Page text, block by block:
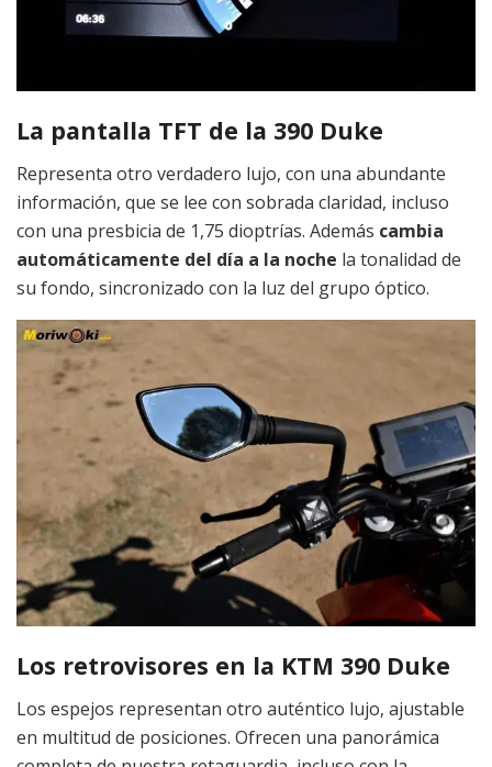
La pantalla TFT de la 390 Duke
Representa otro verdadero lujo, con una abundante
información, que se lee con sobrada claridad, incluso
con una presbicia de 1,75 dioptrías. Además cambia
automáticamente del día a la noche la tonalidad de
su fondo, sincronizado con la luz del grupo óptico.
Los retrovisores en la KTM 390 Duke
Los espejos representan otro auténtico lujo, ajustable
en multitud de posiciones. Ofrecen una panorámica